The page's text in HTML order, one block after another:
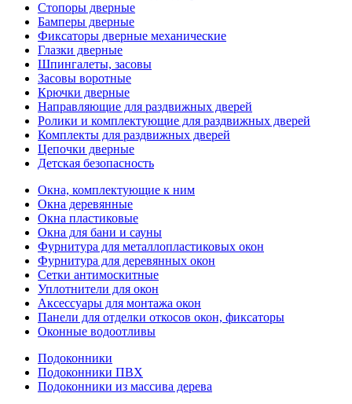
Стопоры дверные
Бамперы дверные
Фиксаторы дверные механические
Глазки дверные
Шпингалеты, засовы
Засовы воротные
Крючки дверные
Направляющие для раздвижных дверей
Ролики и комплектующие для раздвижных дверей
Комплекты для раздвижных дверей
Цепочки дверные
Детская безопасность
Окна, комплектующие к ним
Окна деревянные
Окна пластиковые
Окна для бани и сауны
Фурнитура для металлопластиковых окон
Фурнитура для деревянных окон
Сетки антимоскитные
Уплотнители для окон
Аксессуары для монтажа окон
Панели для отделки откосов окон, фиксаторы
Оконные водоотливы
Подоконники
Подоконники ПВХ
Подоконники из массива дерева